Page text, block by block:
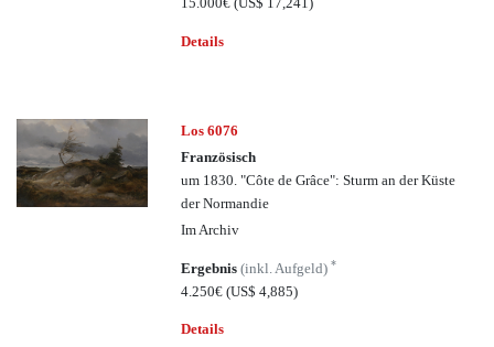
Details
Los 6076
Französisch
um 1830. "Côte de Grâce": Sturm an der Küste
der Normandie
Im Archiv
Ergebnis(inkl. Aufgeld)*
4.250€(US$ 4,885)
Details